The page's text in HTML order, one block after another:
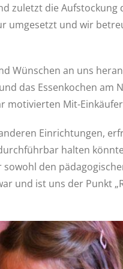
zuletzt die Aufstockung
umgesetzt und wir
Wünschen an uns
das Essenkochen am
motivierten Mit-
Einrichtungen,
halten
den
und ist uns der Punkt